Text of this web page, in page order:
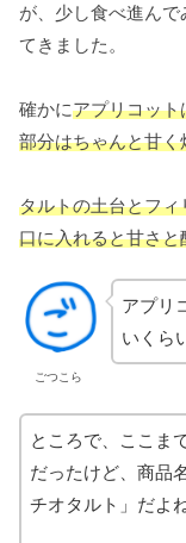
が、少し食べ進ん
てきました。
確かにアプリコット
部分はちゃんと甘
タルトの土台とフ
口に入れると甘さ
ごつこら
アプリ
いくら
ところで、ここま
だったけど、商品
チオタルト」だよ